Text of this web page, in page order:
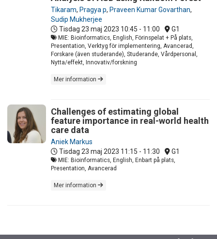
Tikaram, Pragya p, Praveen Kumar Govarthan,
Sudip Mukherjee
Tisdag 23 maj 2023 10:45 - 11:00 G1
MIE: Bioinformatics, English, Förinspelat + På plats,
Presentation, Verktyg för implementering, Avancerad,
Forskare (även studerande), Studerande, Vårdpersonal,
Nytta/effekt, Innovativ/forskning
Mer information
Challenges of estimating global
feature importance in real-world health
care data
Aniek Markus
Tisdag 23 maj 2023 11:15 - 11:30 G1
MIE: Bioinformatics, English, Enbart på plats,
Presentation, Avancerad
Mer information